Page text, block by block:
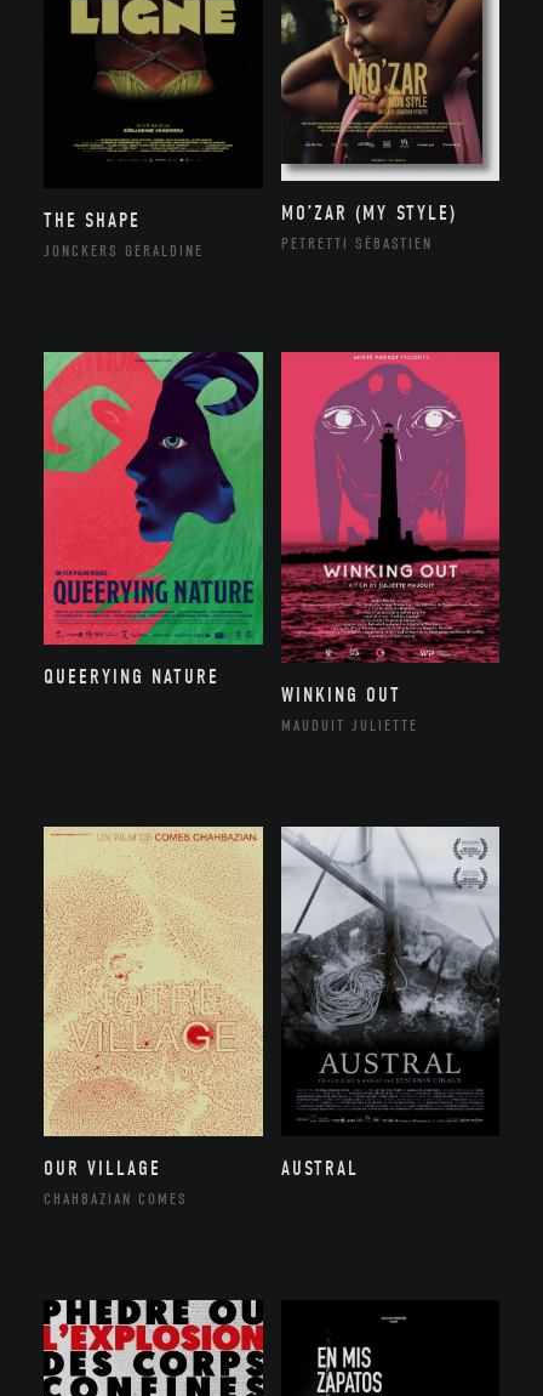
THE SHAPE
JONCKERS GÉRALDINE
MO’ZAR (MY STYLE)
PETRETTI SÉBASTIEN
QUEERYING NATURE
WINKING OUT
MAUDUIT JULIETTE
OUR VILLAGE
CHAHBAZIAN COMES
AUSTRAL